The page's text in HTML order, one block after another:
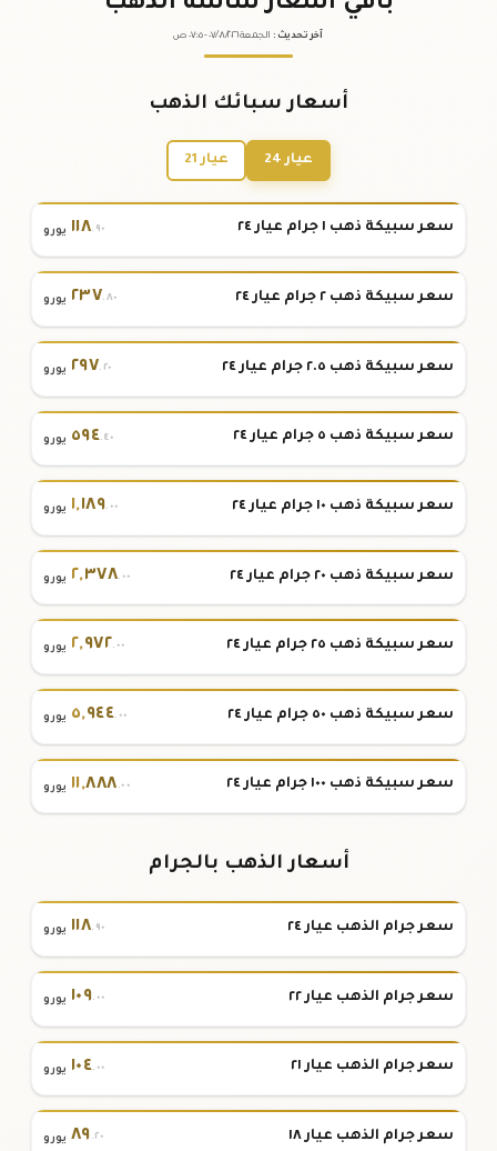
آخر تحديث : الجمعة ٠٧ /٠٨/٢٠٢٦ - ٠٧:٠٥ ص
أسعار سبائك الذهب
عيار 24 عيار 21
سعر سبيكة ذهب ١ جرام عيار ٢٤ ١١٨.٩٠ يورو
سعر سبيكة ذهب ٢ جرام عيار ٢٤ ٢٣٧.٨٠ يورو
سعر سبيكة ذهب ٢.٥ جرام عيار ٢٤ ٢٩٧.٢٠ يورو
سعر سبيكة ذهب ٥ جرام عيار ٢٤ ٥٩٤.٤٠ يورو
سعر سبيكة ذهب ١٠ جرام عيار ٢٤ ١,١٨٩.٠٠ يورو
سعر سبيكة ذهب ٢٠ جرام عيار ٢٤ ٢,٣٧٨.٠٠ يورو
سعر سبيكة ذهب ٢٥ جرام عيار ٢٤ ٢,٩٧٢.٠٠ يورو
سعر سبيكة ذهب ٥٠ جرام عيار ٢٤ ٥,٩٤٤.٠٠ يورو
سعر سبيكة ذهب ١٠٠ جرام عيار ٢٤ ١١,٨٨٨.٠٠ يورو
أسعار الذهب بالجرام
سعر جرام الذهب عيار ٢٤ ١١٨.٩٠ يورو
سعر جرام الذهب عيار ٢٢ ١٠٩.٠٠ يورو
سعر جرام الذهب عيار ٢١ ١٠٤.٠٠ يورو
سعر جرام الذهب عيار ١٨ ٨٩.٢٠ يورو